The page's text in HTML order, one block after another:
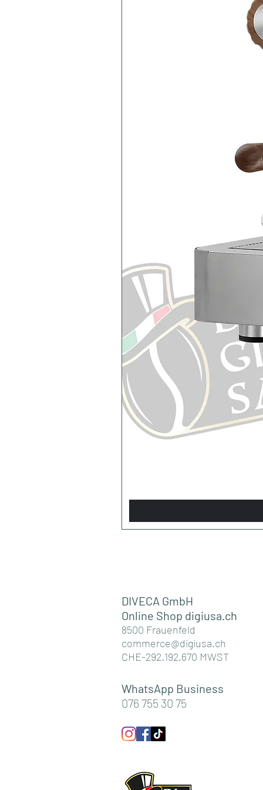
DIVECA GmbH
Online Shop digiusa.ch
8500 Frauenfeld
commerce@digiusa.ch
CHE-292.192.670 MWST
WhatsApp Business
076 755 30 75